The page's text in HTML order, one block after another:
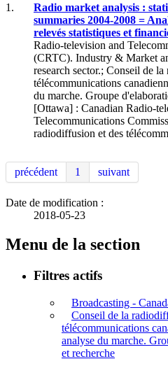
1.
Radio market analysis :
summaries 2004-2008 =
relevés statistiques et
Radio-television and
(CRTC). Industry & Market
research sector.; Conseil de
télécommunications
du marche. Groupe
[Ottawa] : Canadian Radio-
Telecommunications
radiodiffusion et des
précédent 1 suivant
Date de modification :
2018-05-23
Menu de la section
Filtres actifs
Broadcasting -
Conseil de la
télécommunications
analyse du marche.
et recherche